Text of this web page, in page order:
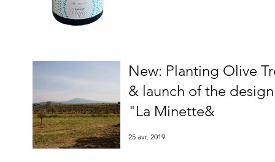
New: Planting Olive
& launch of the
"La Minette&
25 avr. 2019